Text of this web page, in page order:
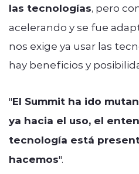
las tecnologías, pero
acelerando y se fue
nos exige ya usar las
hay beneficios y
"El Summit ha ido
ya hacia el uso, el
tecnología está
hacemos".